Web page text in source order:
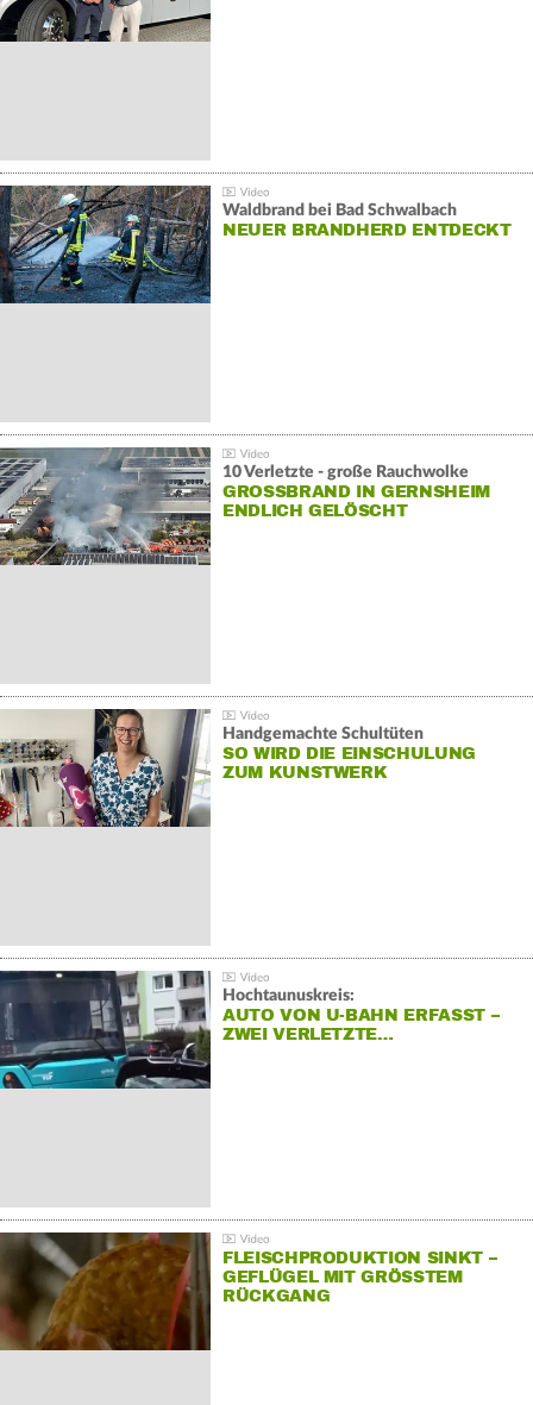
Waldbrand bei Bad Schwalbach
NEUER BRANDHERD ENTDECKT
10 Verletzte - große Rauchwolke
GROSSBRAND IN GERNSHEIM E
NDLICH GELÖSCHT
Handgemachte Schultüten
SO WIRD DIE EINSCHULUNG
ZUM KUNSTWERK
Hochtaunuskreis:
AUTO VON U-BAHN ERFASST –
ZWEI VERLETZTE…
FLEISCHPRODUKTION SINKT –
GEFLÜGEL MIT GRÖSSTEM R
ÜCKGANG